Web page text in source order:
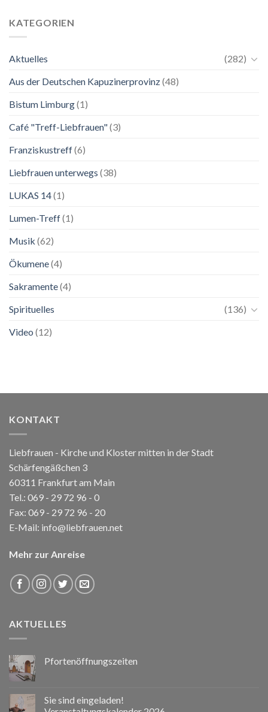
Ausstellung
KATEGORIEN
Aktuelles
(282)
Aus der Deutschen Kapuzinerprovinz(48)
Bistum Limburg(1)
Café "Treff-Liebfrauen"(3)
Franziskustreff(6)
Liebfrauen unterwegs (38)
LUKAS 14(1)
Lumen-Treff(1)
Musik (62)
Ökumene(4)
Sakramente(4)
Spirituelles
(136)
Video (12)
KONTAKT
Liebfrauen - Kirche und Kloster mitten in der Stadt
Schärfengäßchen 3
60311 Frankfurt am Main
Tel.: 069 - 29 72 96 - 0
Fax: 069 - 29 72 96 - 20
E-Mail: info@liebfrauen.net
Mehr zur Anreise
AKTUELLES
Pfortenöffnungszeiten
Sie sind eingeladen!